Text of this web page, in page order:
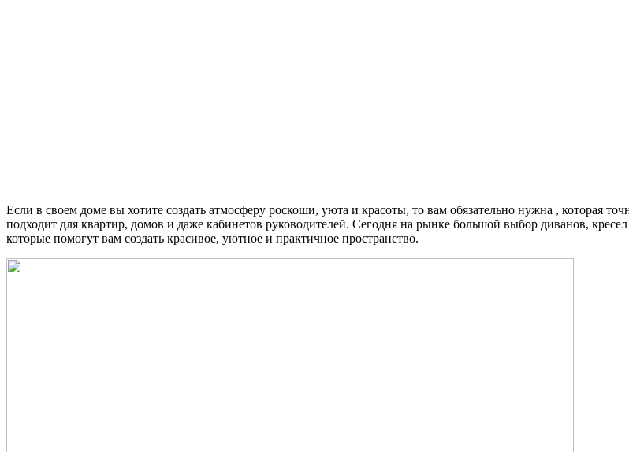
Если в своем доме вы хотите создать атмосферу роскоши, уюта и красоты, то вам обязательно нужна , которая
подходит для квартир, домов и даже кабинетов руководителей. Сегодня на рынке большой выбор диванов,
которые помогут вам создать красивое, уютное и практичное пространство.